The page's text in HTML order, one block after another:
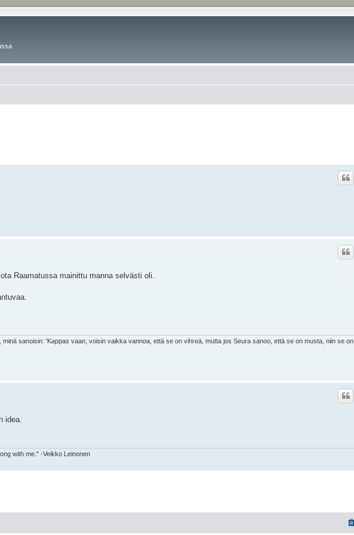
Raamatussa mainittu manna selvästi oli.
sanoisin: 'Kappas vaan, voisin vaikka vannoa, että se on vihreä, mutta jos Seura sanoo, että se on musta, niin se on
idea.
with me." -Veikko Leinonen